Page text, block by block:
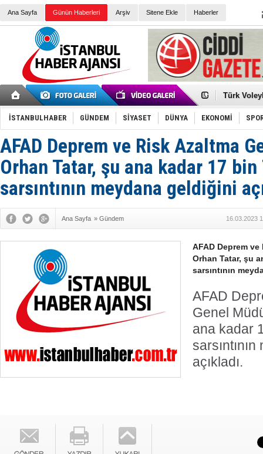
Ana Sayfa Günün Haberleri Arşiv Sitene Ekle Haberler
Elena
Türk
Töreninde
İkinci El
Guguk
Sneaker
Erkek
Tommy
Yeri
Ceza
Kayyum
Ankara
Kemal
Erdoğan:
İtalyan
İSTANBULHABER GÜNDEM SİYASET DÜNYA EKONOMİ
AFAD Deprem ve Risk Azaltma
Orhan Tatar, şu ana kadar 17 bin
sarsıntının meydana geldiğini
Ana Sayfa » Gündem 16.03.2023
AFAD Deprem
Orhan Tatar, şu
sarsıntının
AFAD
Genel
ana kadar
açıkladı.